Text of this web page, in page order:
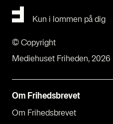
Om Fri­heds­bre­vet
Om Fri­heds­bre­vet
Kun i lommen på dig
Mediehuset Friheden, 2026
© Copyright